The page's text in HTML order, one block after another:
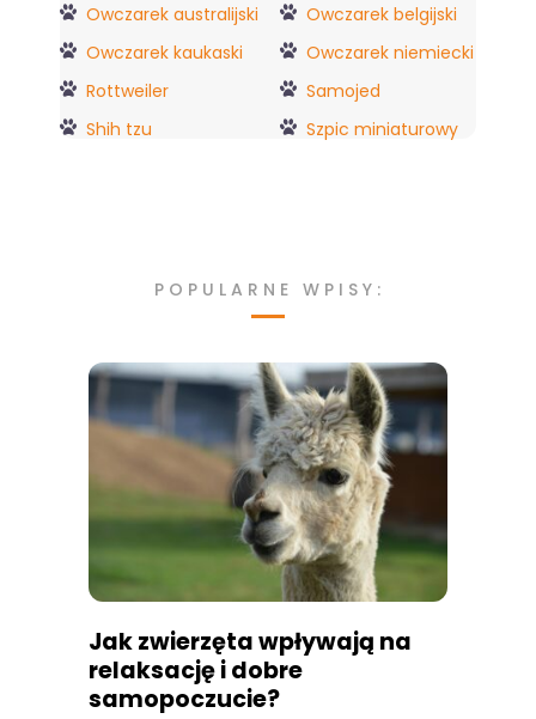
Owczarek australijski
Owczarek belgijski
Owczarek kaukaski
Owczarek niemiecki
Rottweiler
Samojed
Shih tzu
Szpic miniaturowy
POPULARNE WPISY:
Jak zwierzęta wpływają na
relaksację i dobre
samopoczucie?